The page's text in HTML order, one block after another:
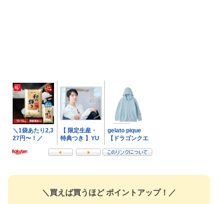
＼買えば買うほど ポイントアップ！／